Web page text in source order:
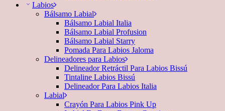
Labios
Bálsamo Labial
Bálsamo Labial Italia
Bálsamo Labial Profusion
Bálsamo Labial Starry
Pomada Para Labios Jaloma
Delineadores para Labios
Delineador Retráctil Para Labios Bissú
Tintaline Labios Bissú
Delineador Para Labios Italia
Labial
Crayón Para Labios Pink Up